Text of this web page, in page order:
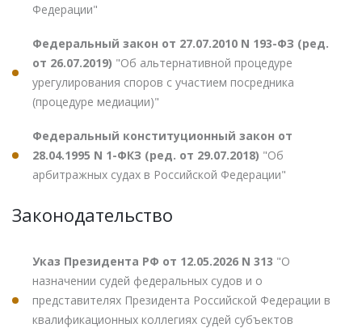
Федерации"
Федеральный закон от 27.07.2010 N 193-ФЗ (ред.
от 26.07.2019) "Об альтернативной процедуре
урегулирования споров с участием посредника
(процедуре медиации)"
Федеральный конституционный закон от
28.04.1995 N 1-ФКЗ (ред. от 29.07.2018) "Об
арбитражных судах в Российской Федерации"
Законодательство
Указ Президента РФ от 12.05.2026 N 313 "О
назначении судей федеральных судов и о
представителях Президента Российской Федерации в
квалификационных коллегиях судей субъектов